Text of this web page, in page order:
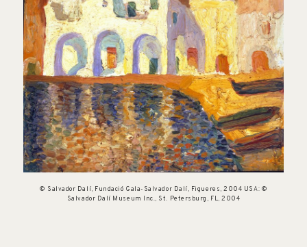
© Salvador Dalí, Fundació Gala-Salvador Dalí, Figueres, 2004 USA: ©
Salvador Dalí Museum Inc., St. Petersburg, FL, 2004